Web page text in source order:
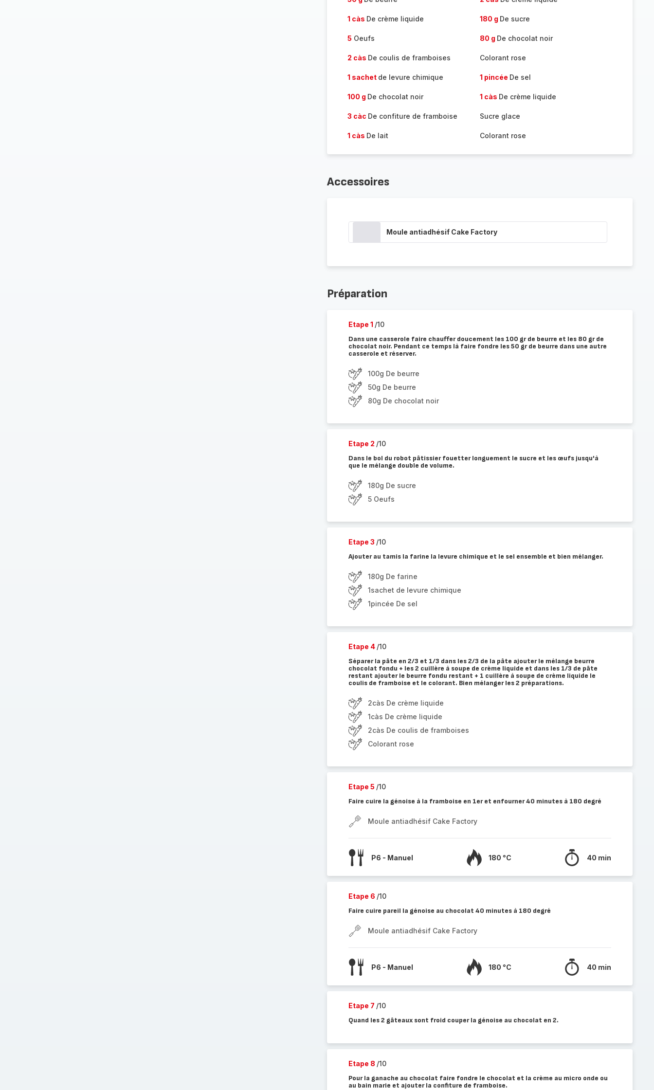
1 càs De crème liquide 180 g De sucre
5 Oeufs 80 g De chocolat noir
2 càs De coulis de framboises Colorant rose
1 sachet de levure chimique 1 pincée De sel
100 g De chocolat noir 1 càs De crème liquide
3 càc De confiture de framboise Sucre glace
1 càs De lait Colorant rose
Accessoires
Moule antiadhésif Cake Factory
Préparation
Etape 1 /10
Dans une casserole faire chauffer doucement les 100 gr de beurre et les 80 gr de
chocolat noir. Pendant ce temps là faire fondre les 50 gr de beurre dans une autre
casserole et réserver.
100g De beurre
50g De beurre
80g De chocolat noir
Etape 2 /10
Dans le bol du robot pâtissier fouetter longuement le sucre et les œufs jusqu'à
que le mélange double de volume.
180g De sucre
5 Oeufs
Etape 3 /10
Ajouter au tamis la farine la levure chimique et le sel ensemble et bien mélanger.
180g De farine
1sachet de levure chimique
1pincée De sel
Etape 4 /10
Séparer la pâte en 2/3 et 1/3 dans les 2/3 de la pâte ajouter le mélange beurre
chocolat fondu + les 2 cuillère à soupe de crème liquide et dans les 1/3 de pâte
restant ajouter le beurre fondu restant + 1 cuillère à soupe de crème liquide le
coulis de framboise et le colorant. Bien mélanger les 2 préparations.
2càs De crème liquide
1càs De crème liquide
2càs De coulis de framboises
Colorant rose
Etape 5 /10
Faire cuire la génoise à la framboise en 1er et enfourner 40 minutes à 180 degré
Moule antiadhésif Cake Factory
P6 - Manuel 180 °C 40 min
Etape 6 /10
Faire cuire pareil la génoise au chocolat 40 minutes à 180 degré
Moule antiadhésif Cake Factory
P6 - Manuel 180 °C 40 min
Etape 7 /10
Quand les 2 gâteaux sont froid couper la génoise au chocolat en 2.
Etape 8 /10
Pour la ganache au chocolat faire fondre le chocolat et la crème au micro onde ou
au bain marie et ajouter la confiture de framboise.